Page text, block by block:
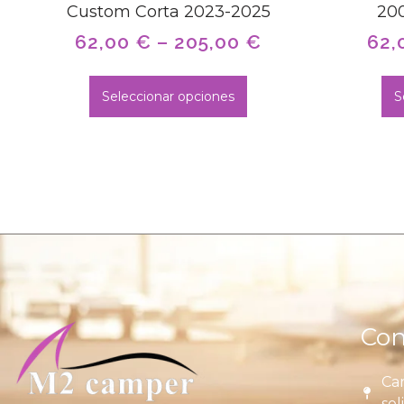
Custom Corta 2023-2025
62,00 € – 205,00 €
Seleccionar opciones